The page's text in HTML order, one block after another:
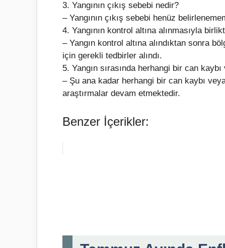
3. Yangının çıkış sebebi nedir?
– Yangının çıkış sebebi henüz
4. Yangının kontrol altına alınmasıyla
– Yangın kontrol altına alındıktan sonra
için gerekli tedbirler alındı.
5. Yangın sırasında herhangi bir can
– Şu ana kadar herhangi bir can kaybı
araştırmalar devam etmektedir.
Benzer İçerikler: